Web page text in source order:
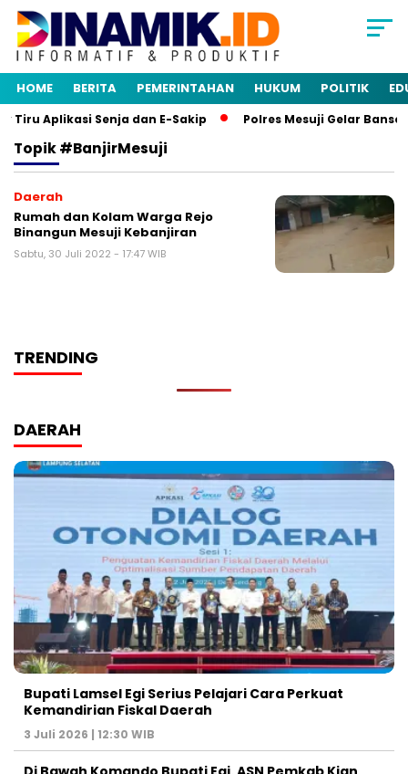
HOME BERITA PEMERINTAHAN HUKUM POLITIK
Aplikasi Senja dan E-Sakip Polres Mesuji Gelar
Topik#banjirMesuji
Daerah
Rumah dan Kolam Warga Rejo
Binangun Mesuji Kebanjiran
Sabtu, 30 Juli 2022 - 17:47 WIB
TRENDING
DAERAH
Bupati Lamsel Egi Serius Pelajari Cara Perkuat
Kemandirian Fiskal Daerah
3 Juli 2026 | 12:30 WIB